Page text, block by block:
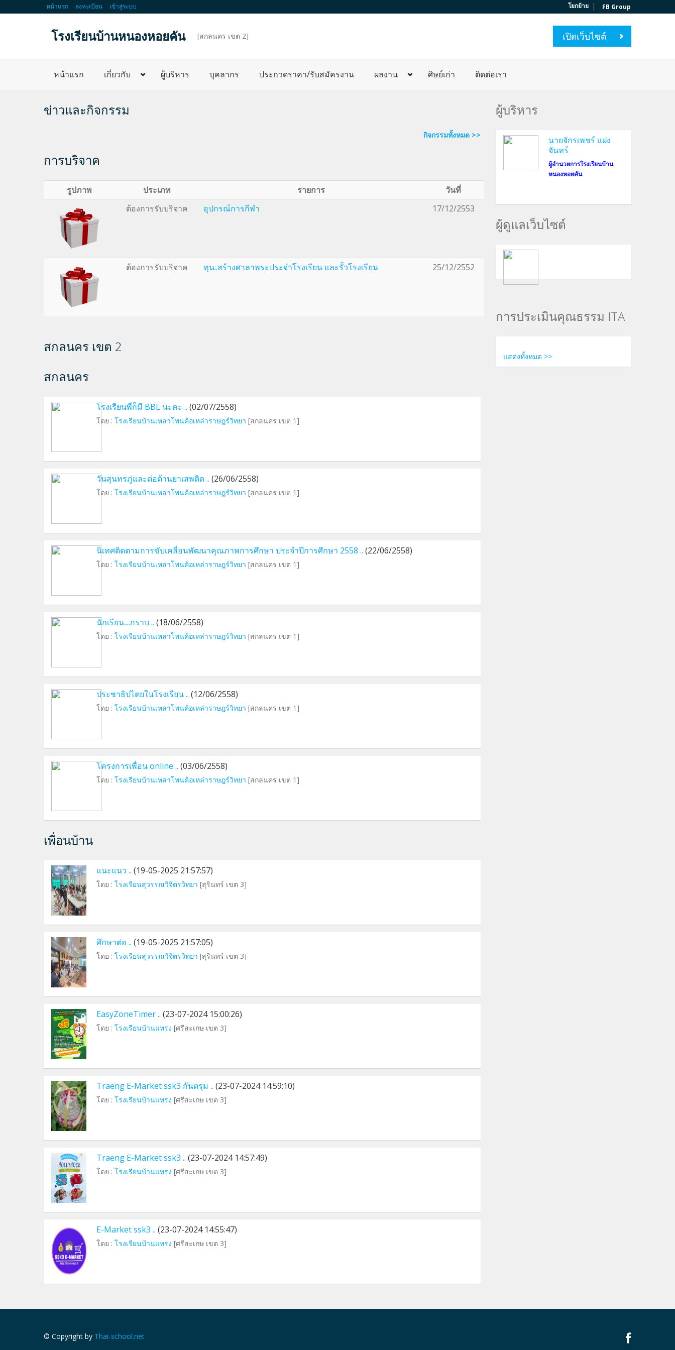
หน้าแรก ลงทะเบียน เข้าสู่ระบบ โยกย้าย | FB Group
โรงเรียนบ้านหนองหอยคัน [สกลนคร เขต 2] เปิดเว็บไซต์
หน้าแรก เกี่ยวกับ ผู้บริหาร บุคลากร ประกวดราคา/รับสมัครงาน ผลงาน ศิษย์เก่า ติดต่อเรา
ข่าวและกิจกรรม
กิจกรรมทั้งหมด >>
การบริจาค
รูปภาพ ประเภท รายการ
วันที่
ต้องการรับบริจาค
อุปกรณ์การกีฬา 17/12/2553
ต้องการรับบริจาค ทุน..สร้างศาลาพระประจำโรงเรียน และรั้วโรงเรียน 25/12/2552
สกลนคร เขต 2
สกลนคร
โรงเรียนพี่ก็มี BBL นะคะ .. (02/07/2558)
โดย : โรงเรียนบ้านเหล่าโพนค้อเหล่าราษฎร์วิทยา [สกลนคร เขต 1]
วันสุนทรภู่และต่อต้านยาเสพติด .. (26/06/2558)
โดย : โรงเรียนบ้านเหล่าโพนค้อเหล่าราษฎร์วิทยา [สกลนคร เขต 1]
นิเทศติดตามการขับเคลื่อนพัฒนาคุณภาพการศึกษา ประจำปีการศึกษา 2558 .. (22/06/2558)
โดย : โรงเรียนบ้านเหล่าโพนค้อเหล่าราษฎร์วิทยา [สกลนคร เขต 1]
นักเรียน....กราบ .. (18/06/2558)
โดย : โรงเรียนบ้านเหล่าโพนค้อเหล่าราษฎร์วิทยา [สกลนคร เขต 1]
ประชาธิปไตยในโรงเรียน .. (12/06/2558)
โดย : โรงเรียนบ้านเหล่าโพนค้อเหล่าราษฎร์วิทยา [สกลนคร เขต 1]
โครงการเพื่อน online .. (03/06/2558)
โดย : โรงเรียนบ้านเหล่าโพนค้อเหล่าราษฎร์วิทยา [สกลนคร เขต 1]
เพื่อนบ้าน
แนะแนว .. (19-05-2025 21:57:57)
โดย : โรงเรียนสุวรรณวิจิตรวิทยา [สุรินทร์ เขต 3]
ศึกษาต่อ .. (19-05-2025 21:57:05)
โดย : โรงเรียนสุวรรณวิจิตรวิทยา [สุรินทร์ เขต 3]
EasyZoneTimer .. (23-07-2024 15:00:26)
โดย : โรงเรียนบ้านแทรง [ศรีสะเกษ เขต 3]
Traeng E-Market ssk3 กันตรุม .. (23-07-2024 14:59:10)
โดย : โรงเรียนบ้านแทรง [ศรีสะเกษ เขต 3]
Traeng E-Market ssk3 .. (23-07-2024 14:57:49)
โดย : โรงเรียนบ้านแทรง [ศรีสะเกษ เขต 3]
E-Market ssk3 .. (23-07-2024 14:55:47)
โดย : โรงเรียนบ้านแทรง [ศรีสะเกษ เขต 3]
ผู้บริหาร
นายจักรเพชร์ แฝง
จันทร์
ผู้อำนวยการโรงเรียนบ้าน
หนองหอยคัน
ผู้ดูแลเว็บไซต์
การประเมินคุณธรรม ITA
แสดงทั้งหมด >>
© Copyright by Thai-school.net